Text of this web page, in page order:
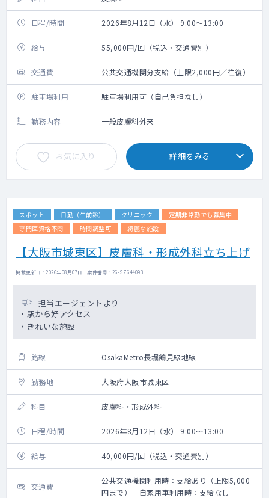
日程/時間 2026年8月12日（水） 9:00～13:00
給与 55,000円/回（税込・交通費別）
交通費 公共交通機関分支給（上限2,000円／往復）
駐車場利用 駐車場利用可（自己負担なし）
勤務内容 一般皮膚科外来
お気に入り 詳細をみる
スポット 日勤（午前診） クリニック
定期非常勤でも募集中
専門医資格不問
時間調整可 綺麗な施設
【大阪市城東区】皮膚科・形成外科立ち上げ
掲載更新日 : 2026年08月07日 案件番号 : 26-SZ644093
担当エージェントより
・駅から好アクセス
・きれいな施設
路線 OsakaMetro長堀鶴見緑地線
勤務地 大阪府大阪市城東区
科目 皮膚科・形成外科
日程/時間 2026年8月12日（水） 9:00～13:00
給与 40,000円/回（税込・交通費別）
交通費
公共交通機関利用時：支給あり（上限5,000
円まで） 自家用車利用時：支給なし